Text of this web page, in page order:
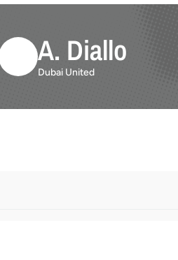
A. Diallo
Dubai United